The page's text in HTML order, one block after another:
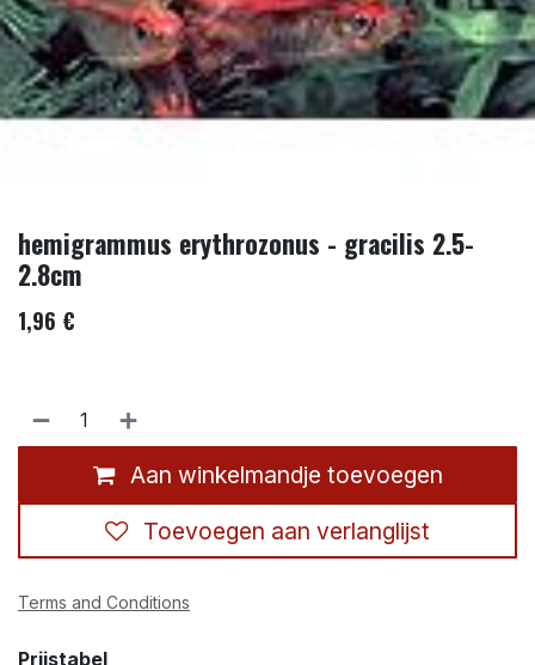
hemigrammus erythrozonus - gracilis 2.5-
2.8cm
1,96 €
Aan winkelmandje toevoegen
Toevoegen aan verlanglijst
Terms and Conditions
Prijstabel